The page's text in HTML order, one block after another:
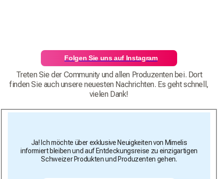
Folgen Sie uns auf Instagram
Treten Sie der Community und allen Produzenten bei. Dort
finden Sie auch unsere neuesten Nachrichten. Es geht schnell,
vielen Dank!
Ja! Ich möchte über exklusive Neuigkeiten von Mimelis
informiert bleiben und auf Entdeckungsreise zu einzigartigen
Schweizer Produkten und Produzenten gehen.